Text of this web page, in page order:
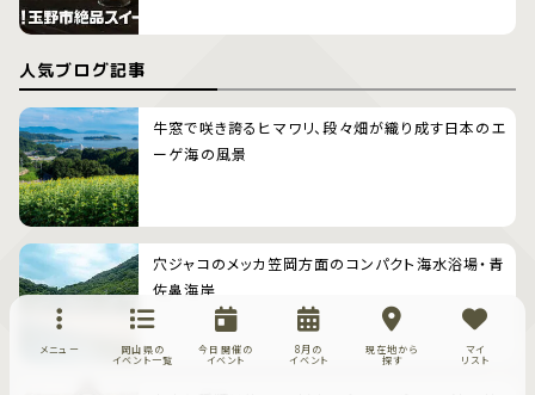
人気ブログ記事
牛窓で咲き誇るヒマワリ、段々畑が織り成す日本のエ
ーゲ海の風景
穴ジャコのメッカ笠岡方面のコンパクト海水浴場・青
佐鼻海岸
メニュー
岡山県の
イベント一覧
今日開催の
イベント
8月の
イベント
現在地から
探す
マイ
リスト